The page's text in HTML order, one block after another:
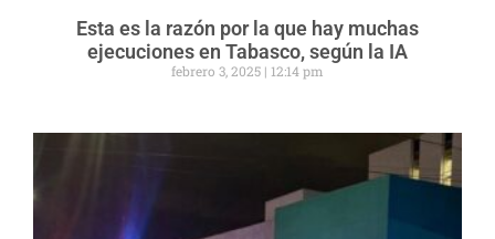
Esta es la razón por la que hay muchas
ejecuciones en Tabasco, según la IA
febrero 3, 2025 12:14 pm